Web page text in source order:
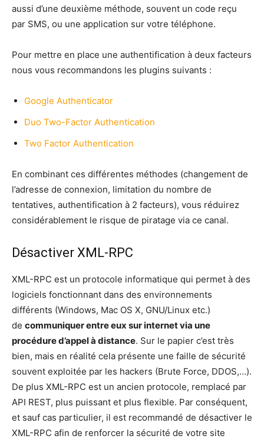
aussi d’une deuxième méthode, souvent un code reçu
par SMS, ou une application sur votre téléphone.
Pour mettre en place une authentification à deux facteurs
nous vous recommandons les plugins suivants :
Google Authenticator
Duo Two-Factor Authentication
Two Factor Authentication
En combinant ces différentes méthodes (changement de
l’adresse de connexion, limitation du nombre de
tentatives, authentification à 2 facteurs), vous réduirez
considérablement le risque de piratage via ce canal.
Désactiver XML-RPC
XML-RPC est un protocole informatique qui permet à des
logiciels fonctionnant dans des environnements
différents (Windows, Mac OS X, GNU/Linux etc.)
de communiquer entre eux sur internet via une
procédure d’appel à distance. Sur le papier c’est très
bien, mais en réalité cela présente une faille de sécurité
souvent exploitée par les hackers (Brute Force, DDOS,…).
De plus XML-RPC est un ancien protocole, remplacé par
API REST, plus puissant et plus flexible. Par conséquent,
et sauf cas particulier, il est recommandé de désactiver le
XML-RPC afin de renforcer la sécurité de votre site